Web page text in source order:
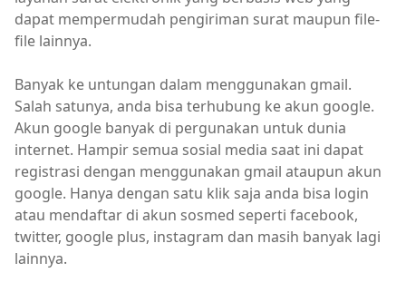
dapat mempermudah pengiriman surat maupun file-
file lainnya.
Banyak ke untungan dalam menggunakan gmail.
Salah satunya, anda bisa terhubung ke akun google.
Akun google banyak di pergunakan untuk dunia
internet. Hampir semua sosial media saat ini dapat
registrasi dengan menggunakan gmail ataupun akun
google. Hanya dengan satu klik saja anda bisa login
atau mendaftar di akun sosmed seperti facebook,
twitter, google plus, instagram dan masih banyak lagi
lainnya.